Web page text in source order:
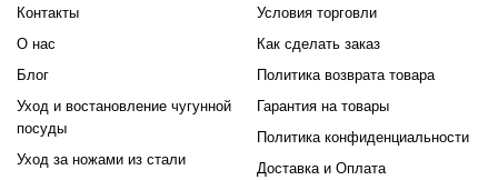
Контакты
О нас
Блог
Уход и востановление чугунной
посуды
Уход за ножами из стали
Условия торговли
Как сделать заказ
Политика возврата товара
Гарантия на товары
Политика конфиденциальности
Доставка и Оплата